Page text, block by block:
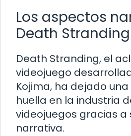
Los aspectos
Death Stranding
Death Stranding, el
videojuego
Kojima, ha dejado
huella en la industria
videojuegos gracias a
narrativa.